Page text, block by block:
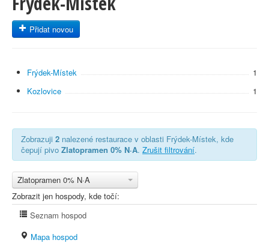
Přidat novou
Frýdek-Místek
1
Kozlovice
1
Zobrazuji 2 nalezené restaurace v oblasti Frýdek-Místek, kde
čepují pivo Zlatopramen 0% N·A. Zrušit filtrování.
Zlatopramen 0% N·A
Zobrazit jen hospody, kde točí:
Seznam hospod
Mapa hospod